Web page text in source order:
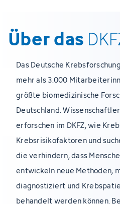
Über das
Das Deutsche
mehr als 3.000
größte biomedizinische
Deutschland.
erforschen im DKFZ, wie
Krebsrisikofaktoren und
die verhindern, dass
entwickeln neue Methoden,
diagnostiziert und
behandelt werden können.